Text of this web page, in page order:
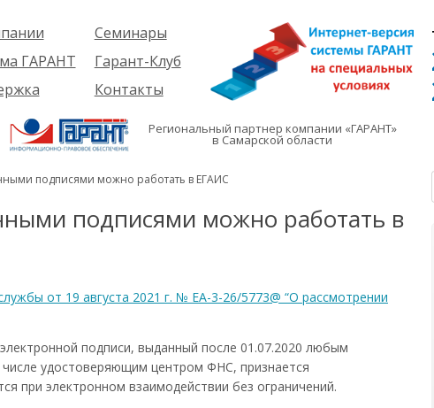
ГАРАНТ
Семинары
Об услуге
Предстоящие
семинары
Гарант-Клуб
Контакты
Региональный партнер компании «ГАРАНТ»
в Самарской области
подписями можно работать в ЕГАИС
подписями можно работать в
от 19 августа 2021 г. № ЕА-3-26/5773@ “О рассмотрении
подписи, выданный после 01.07.2020 любым
удостоверяющим центром ФНС, признается
при электронном взаимодействии без ограничений.